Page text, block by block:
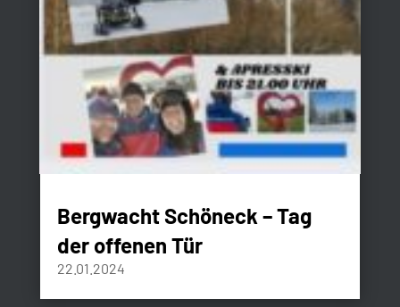
Bergwacht Schöneck – Tag
der offenen Tür
22.01.2024